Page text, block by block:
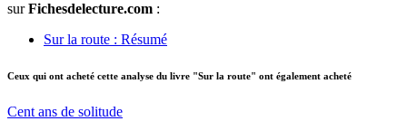
surFichesdelecture.com :
Sur la route : Résumé
Ceux qui ont acheté cette analyse du livre "Sur la route" ont également acheté
Cent ans de solitude